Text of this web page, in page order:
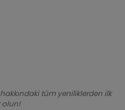
tüm yeniliklerden ilk
olun!